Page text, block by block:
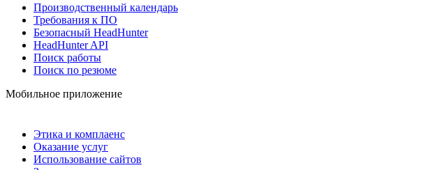
Производственный календарь
Требования к ПО
Безопасный HeadHunter
HeadHunter API
Поиск работы
Поиск по резюме
Мобильное приложение
Этика и комплаенс
Оказание услуг
Использование сайтов